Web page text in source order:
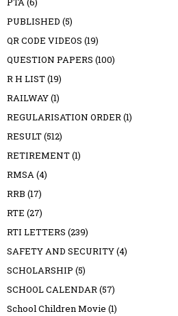
PUBLISHED (5)
QR CODE VIDEOS (19)
QUESTION PAPERS (100)
R H LIST(19)
RAILWAY(1)
REGULARISATION ORDER(1)
RESULT(512)
RETIREMENT(1)
RMSA(4)
RRB (17)
RTE (27)
RTI LETTERS (239)
SAFETY AND SECURITY(4)
SCHOLARSHIP (5)
SCHOOL CALENDAR(57)
School Children Movie (1)